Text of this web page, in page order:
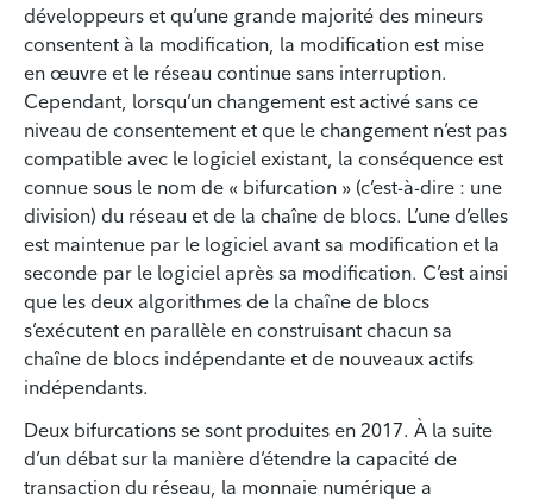
développeurs et qu’une grande majorité des mineurs
consentent à la modification, la modification est mise
en œuvre et le réseau continue sans interruption.
Cependant, lorsqu’un changement est activé sans ce
niveau de consentement et que le changement n’est pas
compatible avec le logiciel existant, la conséquence est
connue sous le nom de « bifurcation » (c’est-à-dire : une
division) du réseau et de la chaîne de blocs. L’une d’elles
est maintenue par le logiciel avant sa modification et la
seconde par le logiciel après sa modification. C’est ainsi
que les deux algorithmes de la chaîne de blocs
s’exécutent en parallèle en construisant chacun sa
chaîne de blocs indépendante et de nouveaux actifs
indépendants.
Deux bifurcations se sont produites en 2017. À la suite
d’un débat sur la manière d’étendre la capacité de
transaction du réseau, la monnaie numérique a